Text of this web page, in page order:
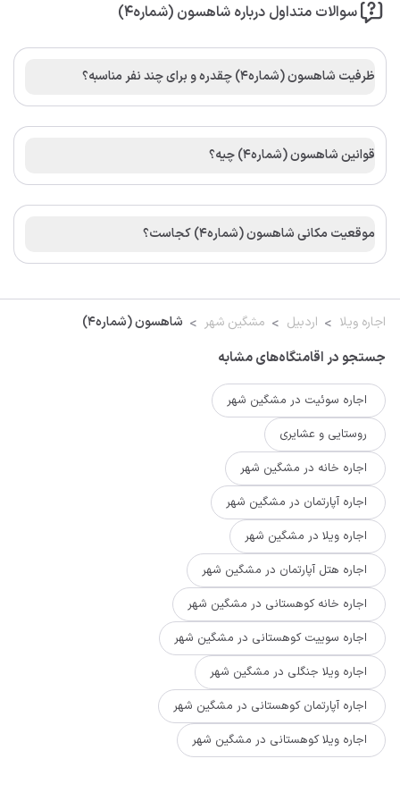
سوالات متداول درباره شاهسون (شماره4)
ظرفیت شاهسون (شماره4) چقدره و برای چند نفر مناسبه؟
قوانین شاهسون (شماره4) چیه؟
موقعیت مکانی شاهسون (شماره4) کجاست؟
اجاره ویلا اردبیل مشگین شهر شاهسون (شماره4)
جستجو در اقامتگاه‌های مشابه
اجاره سوئیت در مشگین شهر
روستایی و عشایری
اجاره خانه در مشگین شهر
اجاره آپارتمان در مشگین شهر
اجاره ویلا در مشگین شهر
اجاره هتل آپارتمان در مشگین شهر
اجاره خانه کوهستانی در مشگین شهر
اجاره سوییت کوهستانی در مشگین شهر
اجاره ویلا جنگلی در مشگین شهر
اجاره آپارتمان کوهستانی در مشگین شهر
اجاره ویلا کوهستانی در مشگین شهر